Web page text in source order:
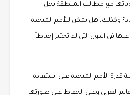
مع مطالب المنطقة بحل
وكذلك، هل يمكن للأمم المتحدة
في الدول التي لم تختبر إحباطاً
قدرة الأمم المتحدة على استعادة
العربي وعلى الحفاظ على صورتها